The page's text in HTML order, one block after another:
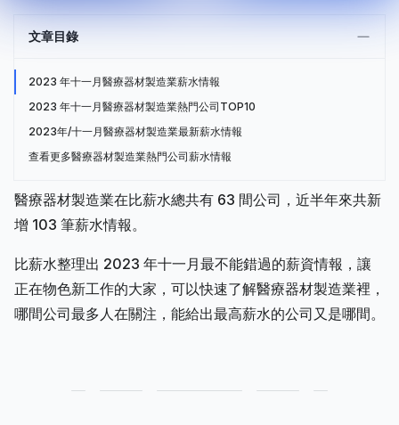
文章目錄
2023 年十一月醫療器材製造業薪水情報
2023 年十一月醫療器材製造業熱門公司TOP10
2023年/十一月醫療器材製造業最新薪水情報
查看更多醫療器材製造業熱門公司薪水情報
醫療器材製造業在比薪水總共有 63 間公司，近半年來共新
增 103 筆薪水情報。
比薪水整理出 2023 年十一月最不能錯過的薪資情報，讓
正在物色新工作的大家，可以快速了解醫療器材製造業裡，
哪間公司最多人在關注，能給出最高薪水的公司又是哪間。